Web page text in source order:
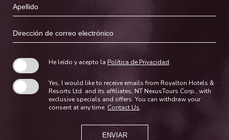
Apellido
Dirección
de
electrónico
He leído y acepto la Política de Privacidad.
Yes, I would like to receive emails from Royalton Hotels &
Resorts Ltd. and its affiliates, NT NexusTours Corp., with
exclusive specials and offers. You can withdraw your
consent at any time. Contact Us
ENVIAR